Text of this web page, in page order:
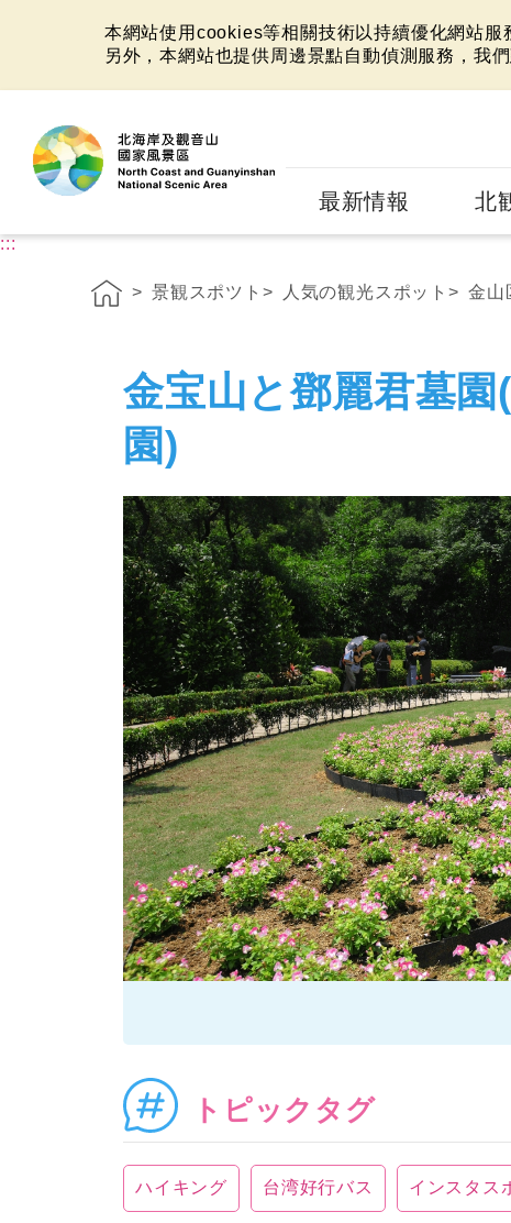
本網站使用cookies等相關技術以持續優化網站
另外，本網站也提供周邊景點自動偵測服務，我
最新情報 北
:::
景観スポツト 人気の観光スポット 金山
金宝山と鄧麗君墓
園)
トピックタグ
ハイキング 台湾好行バス インスタス